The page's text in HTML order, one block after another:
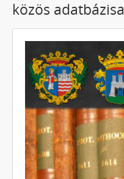
közös adatbázisa